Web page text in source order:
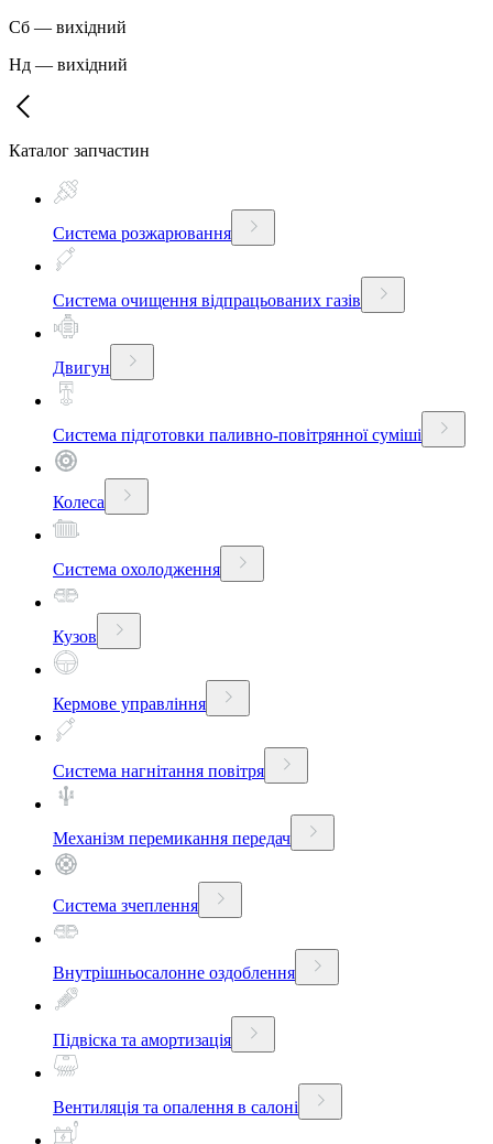
Сб — вихідний
Нд — вихідний
Каталог запчастин
Система розжарювання
Система очищення відпрацьованих газів
Двигун
Система підготовки паливно-повітрянної суміші
Колеса
Система охолодження
Кузов
Кермове управління
Система нагнітання повітря
Механізм перемикання передач
Система зчеплення
Внутрішньосалонне оздоблення
Підвіска та амортизація
Вентиляція та опалення в салоні